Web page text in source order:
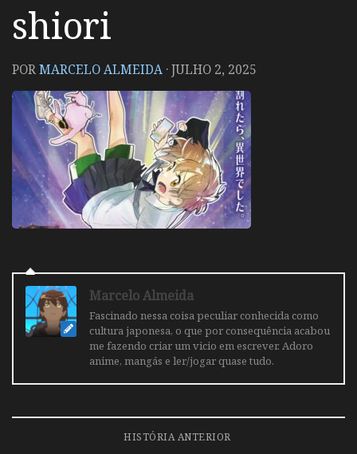
shiori
PORMARCELO ALMEIDA ·JULHO 2, 2025
Marcelo Almeida
Fascinado nessa coisa peculiar conhecida como
cultura japonesa, o que por consequência acabou
me fazendo criar um vicio em escrever. Adoro
anime, mangás e ler/jogar quase tudo.
HISTÓRIA ANTERIOR